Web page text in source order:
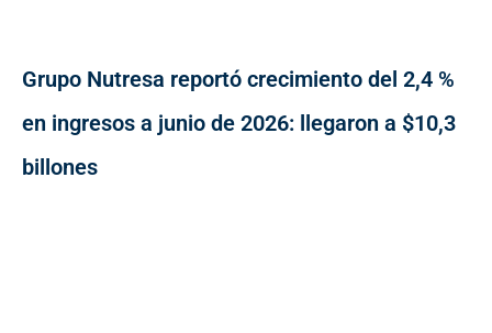
Grupo Nutresa reportó crecimiento del 2,4 %
en ingresos a junio de 2026: llegaron a $10,3
billones